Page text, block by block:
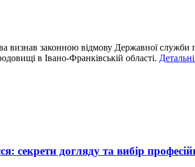
визнав законною відмову Державної
в Івано-Франківській області.
секрети догляду та вибір